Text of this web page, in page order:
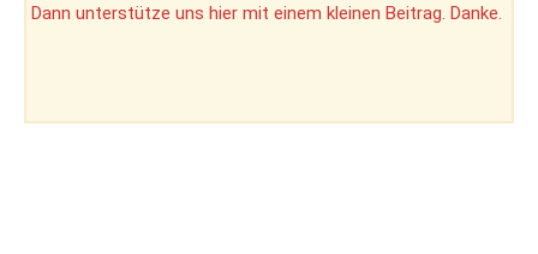
Dann unterstütze uns hier mit einem kleinen Beitrag. Danke.